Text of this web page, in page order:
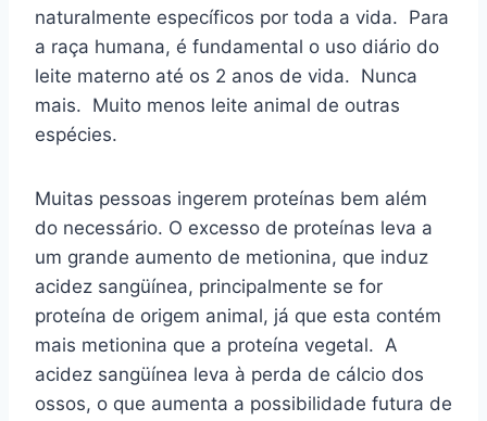
naturalmente específicos por toda a vida. Para
a raça humana, é fundamental o uso diário do
leite materno até os 2 anos de vida. Nunca
mais. Muito menos leite animal de outras
espécies.
Muitas pessoas ingerem proteínas bem além
do necessário. O excesso de proteínas leva a
um grande aumento de metionina, que induz
acidez sangüínea, principalmente se for
proteína de origem animal, já que esta contém
mais metionina que a proteína vegetal. A
acidez sangüínea leva à perda de cálcio dos
ossos, o que aumenta a possibilidade futura de